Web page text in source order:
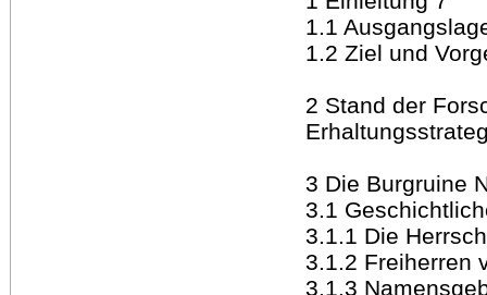
1.1
1.2 Ziel und
2 Stand der
3 Die Burgruine
3.1
3.1.1 Die
3.1.2 Freiherren
3.1.3